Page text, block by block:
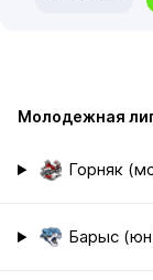
Молодежная
Горняк
Барыс